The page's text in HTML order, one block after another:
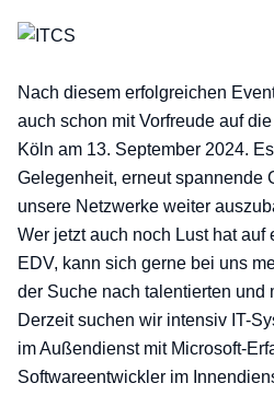
Nach diesem erfolgreichen
auch schon mit Vorfreude auf
Köln am 13. September 2024.
Gelegenheit, erneut spannende
unsere Netzwerke weiter
Wer jetzt auch noch Lust hat auf
EDV, kann sich gerne bei uns
der Suche nach talentierten und
Derzeit suchen wir intensiv IT-
im Außendienst mit Microsoft-
Softwareentwickler im